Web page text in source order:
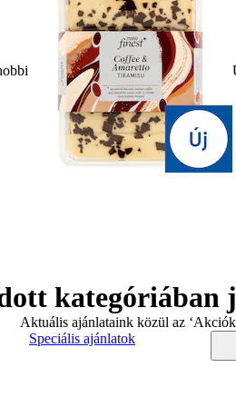
kategóriában
Aktuális ajánlataink közül az
Speciális ajánlatok